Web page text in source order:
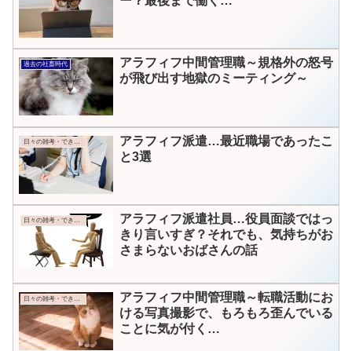
過去の社畜時代
アラフィフ中間管理職～規格外の怒号
が飛び出す地獄のミーティング～
日々の雑考・できごと
アラフィフ派遣…最近職場であったこ
と3選
日々の雑考・できごと
アラフィフ派遣社員…役員面談ではっ
きり言いすぎ？それでも、気持ちがお
さまらないおばさんの話
アラフィフ中間管理職～転職活動にお
ける写真撮影で、もろもろ歪んでいる
ことに気が付く…